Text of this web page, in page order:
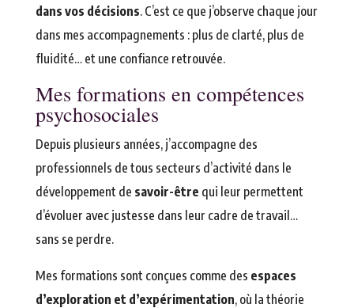
dans vos décisions. C’est ce que j’observe chaque jour
dans mes accompagnements : plus de clarté, plus de
fluidité… et une confiance retrouvée.
Mes formations en compétences
psychosociales
Depuis plusieurs années, j’accompagne des
professionnels de tous secteurs d’activité dans le
développement de savoir-être qui leur permettent
d’évoluer avec justesse dans leur cadre de travail…
sans se perdre.
Mes formations sont conçues comme des espaces
d’exploration et d’expérimentation, où la théorie